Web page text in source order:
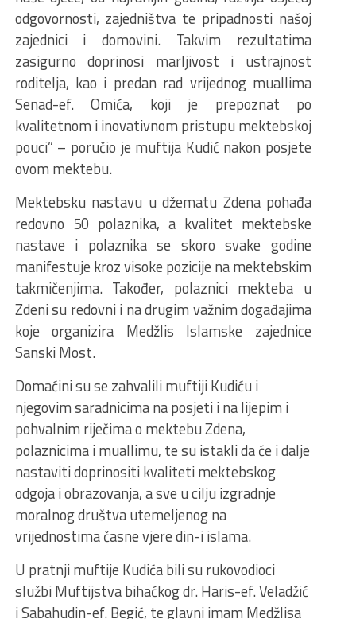
odgovornosti, zajedništva te pripadnosti našoj
zajednici i domovini. Takvim rezultatima
zasigurno doprinosi marljivost i ustrajnost
roditelja, kao i predan rad vrijednog muallima
Senad-ef. Omića, koji je prepoznat po
kvalitetnom i inovativnom pristupu mektebskoj
pouci” – poručio je muftija Kudić nakon posjete
ovom mektebu.
Mektebsku nastavu u džematu Zdena pohađa
redovno 50 polaznika, a kvalitet mektebske
nastave i polaznika se skoro svake godine
manifestuje kroz visoke pozicije na mektebskim
takmičenjima. Također, polaznici mekteba u
Zdeni su redovni i na drugim važnim događajima
koje organizira Medžlis Islamske zajednice
Sanski Most.
Domaćini su se zahvalili muftiji Kudiću i
njegovim saradnicima na posjeti i na lijepim i
pohvalnim riječima o mektebu Zdena,
polaznicima i muallimu, te su istakli da će i dalje
nastaviti doprinositi kvaliteti mektebskog
odgoja i obrazovanja, a sve u cilju izgradnje
moralnog društva utemeljenog na
vrijednostima časne vjere din-i islama.
U pratnji muftije Kudića bili su rukovodioci
službi Muftijstva bihaćkog dr. Haris-ef. Veladžić
i Sabahudin-ef. Begić, te glavni imam Medžlisa